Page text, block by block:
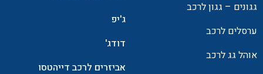
גגונים – גגון לרכב
ערסלים לרכב
אוהל גג לרכב
ג'יפ
דודג'
אביזרים לרכב דייהטסו